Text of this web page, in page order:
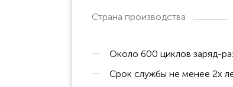
Страна производства
Около 600 циклов заряд-
Срок службы не менее 2х